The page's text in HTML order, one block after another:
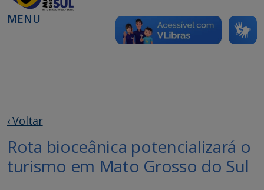
MENU
‹ Voltar
Rota bioceânica potencializará o
turismo em Mato Grosso do Sul